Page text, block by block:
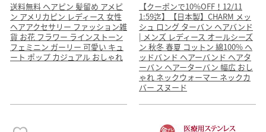
送料無料 ヘアピン 髪留め アメピ
ン アメリカピン レディース 女性
ヘアアクセサリー ファッション雑
貨 お花 フラワー ラインストーン
フェミニン ガーリー 可愛い キュ
ート ポップ カジュアル おしゃれ
【クーポンで10%OFF！12/11
1:59迄】【日本製】CHARM メッ
シュ ロング ターバン ヘアバンド
| メンズ レディース オールシーズ
ン 秋冬 春夏 コットン 綿100% ヘ
ッドバンド ヘアーバンド ヘアタ
ーバン ヘアーターバン 幅広 おし
ゃれ ネックウォーマー ネックカ
バー スヌード